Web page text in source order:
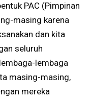
PAC (Pimpinan
masing karena
dan kita
seluruh
lembaga
masing-masing,
mereka